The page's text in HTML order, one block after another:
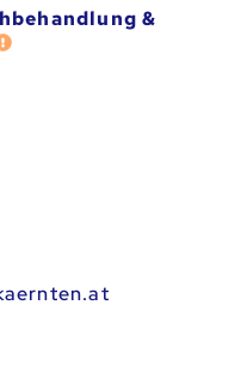
&
Fehler melden